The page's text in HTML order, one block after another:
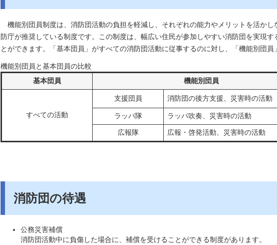
機能別団員制度は、消防団活動の負担を軽減し、それぞれの能力やメリットを活か
防庁が推奨している制度です。この制度は、幅広い住民が参加しやすい消防団を実現
とができます。「基本団員」がすべての消防団活動に従事するのに対し、「機能別団員
機能別団員と基本団員の比較
基本団員
機能別団員
すべての活動
支援団員 消防団の後方支援、災害時の活動
ラッパ隊 ラッパ吹奏、災害時の活動
広報隊 広報・啓発活動、災害時の活動
消防団の待遇
公務災害補償
消防団活動中に負傷した場合に、補償を受けることができる制度があります。